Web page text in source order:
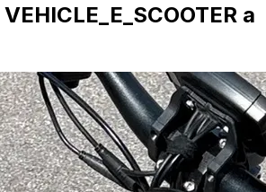
VEHICLE_E_SCOOTER a